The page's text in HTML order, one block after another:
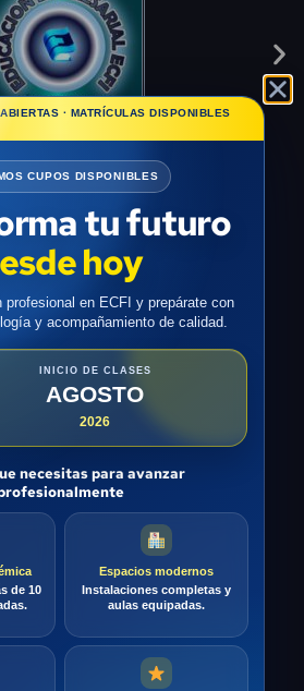
· MATRÍCULAS DISPONIBLES
CUPOS DISPONIBLES
tu futuro
hoy
profesional en ECFI y prepárate con
y acompañamiento de calidad.
INICIO DE CLASES
AGOSTO
2026
necesitas para avanzar
de 10
Espacios modernos
Instalaciones completas y
aulas equipadas.